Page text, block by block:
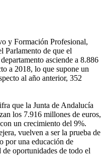
y Formación Profesional,
Parlamento de que el
asciende a 8.886
a 2018, lo que supone un
al año anterior, 352
que la Junta de Andalucía
los 7.916 millones de euros,
un crecimiento del 9%.
vuelven a ser la prueba de
por una educación de
oportunidades de todo el